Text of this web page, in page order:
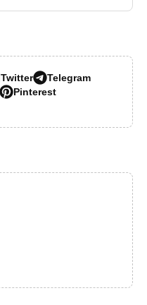
Twitter
Telegram
Pinterest